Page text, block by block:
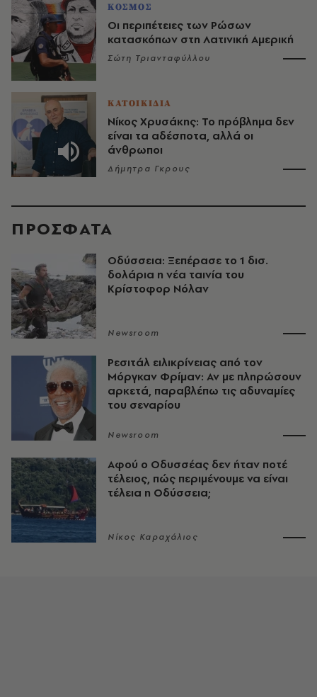
ΚΟΣΜΟΣ
Οι περιπέτειες των Ρώσων
κατασκόπων στη Λατινική Αμερική
Σώτη Τριανταφύλλου
ΚΑΤΟΙΚΙΔΙΑ
Νίκος Χρυσάκης: Το πρόβλημα δεν
είναι τα αδέσποτα, αλλά οι
άνθρωποι
Δήμητρα Γκρους
ΠΡΟΣΦΑΤΑ
Οδύσσεια: Ξεπέρασε το 1 δισ.
δολάρια η νέα ταινία του
Κρίστοφορ Νόλαν
Newsroom
Ρεσιτάλ ειλικρίνειας από τον
Μόργκαν Φρίμαν: Αν με πληρώσουν
αρκετά, παραβλέπω τις αδυναμίες
του σεναρίου
Newsroom
Αφού ο Οδυσσέας δεν ήταν ποτέ
τέλειος, πώς περιμένουμε να είναι
τέλεια η Οδύσσεια;
Νίκος Καραχάλιος